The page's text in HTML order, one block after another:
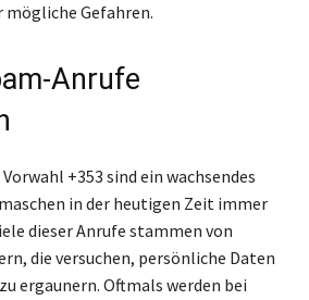
mögliche Gefahren.
Anrufe
+353 sind ein wachsendes
in der heutigen Zeit immer
dieser Anrufe stammen von
die versuchen, persönliche Daten
ergaunern. Oftmals werden bei